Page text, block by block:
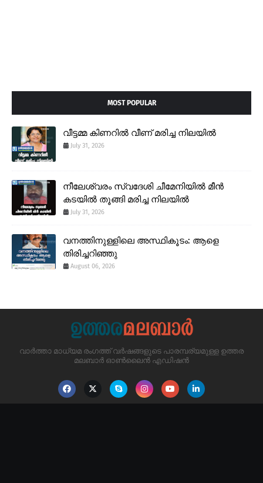
MOST POPULAR
വീട്ടമ്മ കിണറിൽ വീണ് മരിച്ച നിലയിൽ
July 31, 2026
നീലേശ്വരം സ്വദേശി ചീമേനിയിൽ മീൻ
കടയിൽ തൂങ്ങി മരിച്ച നിലയിൽ
July 31, 2026
വനത്തിനുള്ളിലെ അസ്ഥികൂടം: ആളെ
തിരിച്ചറിഞ്ഞു
August 06, 2026
വാർത്താ മാധ്യമ രംഗത്ത് വർഷങ്ങളുടെ പാരമ്പര്യമുള്ള ഉത്തര
മലബാർ ഓൺലൈൻ എഡിഷൻ